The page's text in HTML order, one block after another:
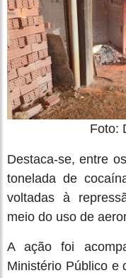
Foto:
Destaca-se, entre
tonelada de
voltadas à
meio do uso de
A ação foi
Ministério Público e